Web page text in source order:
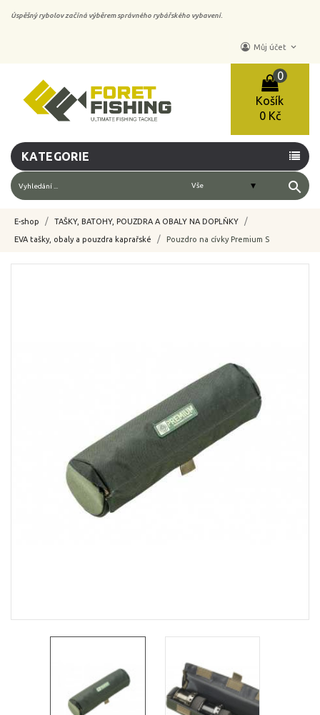
Úspěšný rybolov začíná výběrem správného rybářského vybavení.
Můj účet keyboard_arrow_down
Košík
0
0 Kč
KATEGORIE
search
E-shop TAŠKY, BATOHY, POUZDRA A OBALY NA DOPLŇKY
EVA tašky, obaly a pouzdra kaprařské Pouzdro na cívky Premium S